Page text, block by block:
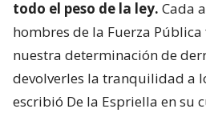
todo el peso de la ley. Cada
hombres de la Fuerza
nuestra determinación de
devolverles la tranquilidad a
escribió De la Espriella en su